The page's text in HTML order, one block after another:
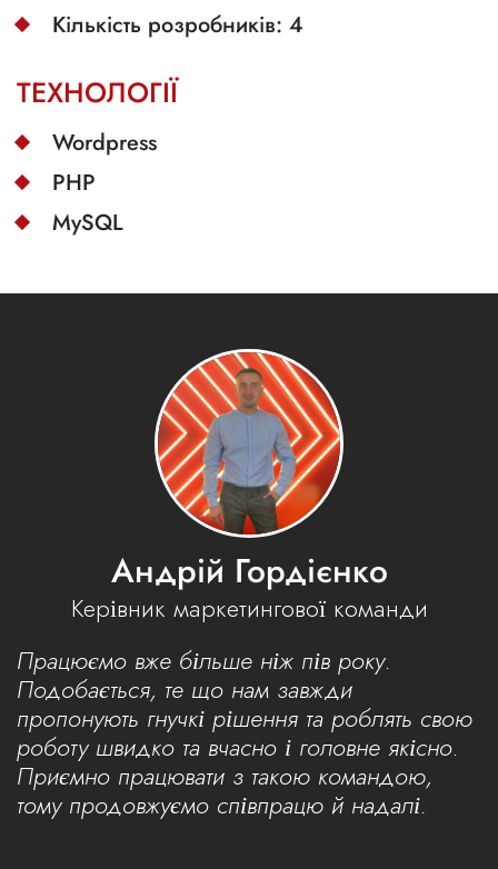
Кількість розробників: 4
ТЕХНОЛОГІЇ
Wordpress
PHP
MySQL
Андрій Гордієнко
Керівник маркетингової команди
Працюємо вже більше ніж пів року.
Подобається, те що нам завжди
пропонують гнучкі рішення та роблять свою
роботу швидко та вчасно і головне якісно.
Приємно працювати з такою командою,
тому продовжуємо співпрацю й надалі.